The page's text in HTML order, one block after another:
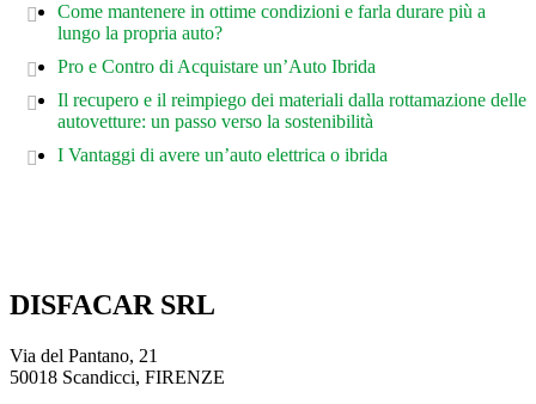
Come mantenere in ottime condizioni e farla durare più a
lungo la propria auto?
Pro e Contro di Acquistare un’Auto Ibrida
Il recupero e il reimpiego dei materiali dalla rottamazione delle
autovetture: un passo verso la sostenibilità
I Vantaggi di avere un’auto elettrica o ibrida
DISFACAR SRL
Via del Pantano, 21
50018 Scandicci, FIRENZE